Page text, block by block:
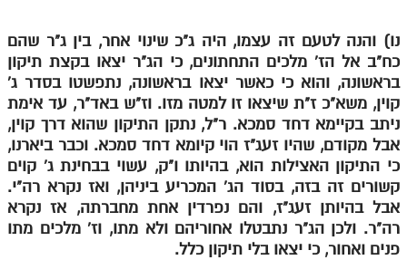
נו) והנה לטעם זה עצמו, היה ג"כ שינוי אחר, בין ג"ר שהם
כח"ב אל הז' מלכים התחתונים, כי הג"ר יצאו בקצת תיקון
בראשונה, והוא כי כאשר יצאו בראשונה, נתפשטו בסדר ג'
קוין, משא"כ ז"ת שיצאו זו למטה מזו. וז"ש באד"ר, עד אימת
ניתב בקיימא דחד סמכא. ר"ל, נתקן התיקון שהוא דרך קוין,
אבל מקודם, שהיו זעג"ז הוי קיומא דחד סמכא. וכבר ביארנו,
כי התיקון האצילות הוא, בהיותו ו"ק, עשוי בבחינת ג' קוים
קשורים זה בזה, בסוד הג' המכריע ביניהן, ואז נקרא רה"י.
אבל בהיותן זעג"ז, והם נפרדין אחת מחברתה, אז נקרא
רה"ר. ולכן הג"ר נתבטלו אחוריהם ולא מתו, וז' מלכים מתו
פנים ואחור, כי יצאו בלי תיקון כלל.